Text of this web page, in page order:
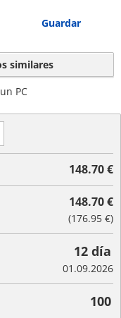
Guardar
similares
PC
148.70 €
148.70 €
(176.95 €)
12 día
01.09.2026
100